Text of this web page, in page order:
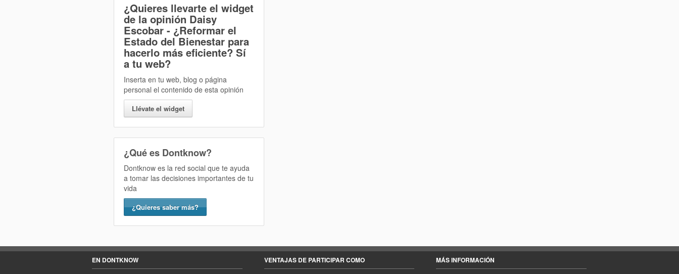
¿Quieres llevarte el widget
de la opinión Daisy
Escobar - ¿Reformar el
Estado del Bienestar para
hacerlo más eficiente? Sí
a tu web?
Inserta en tu web, blog o página
personal el contenido de esta opinión
Llévate el widget
¿Qué es Dontknow?
Dontknow es la red social que te ayuda
a tomar las decisiones importantes de tu
vida
¿Quieres saber más?
EN DONTKNOW VENTAJAS DE PARTICIPAR COMO MÁS INFORMACIÓN